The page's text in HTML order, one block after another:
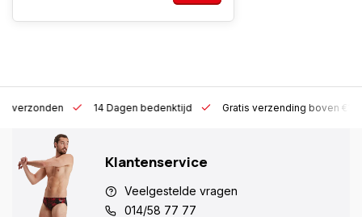
h verzonden 14 Dagen bedenktijd Gratis verzending boven
Klantenservice
Veelgestelde vragen
014/58 77 77